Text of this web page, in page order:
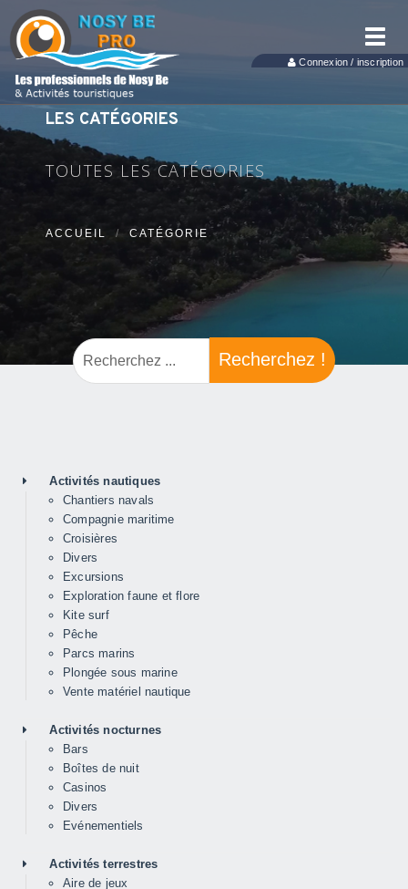
Connexion / inscription
LES CATÉGORIES
TOUTES LES CATÉGORIES
ACCUEIL CATÉGORIE
Recherchez !
Activités nautiques
Chantiers navals
Compagnie maritime
Croisières
Divers
Excursions
Exploration faune et flore
Kite surf
Pêche
Parcs marins
Plongée sous marine
Vente matériel nautique
Activités nocturnes
Bars
Boîtes de nuit
Casinos
Divers
Evénementiels
Activités terrestres
Aire de jeux